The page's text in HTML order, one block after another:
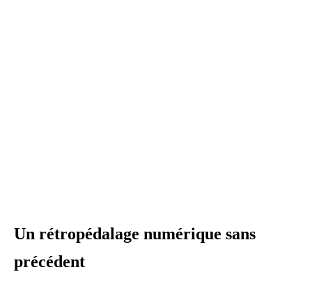
Un rétropédalage numérique sans
précédent